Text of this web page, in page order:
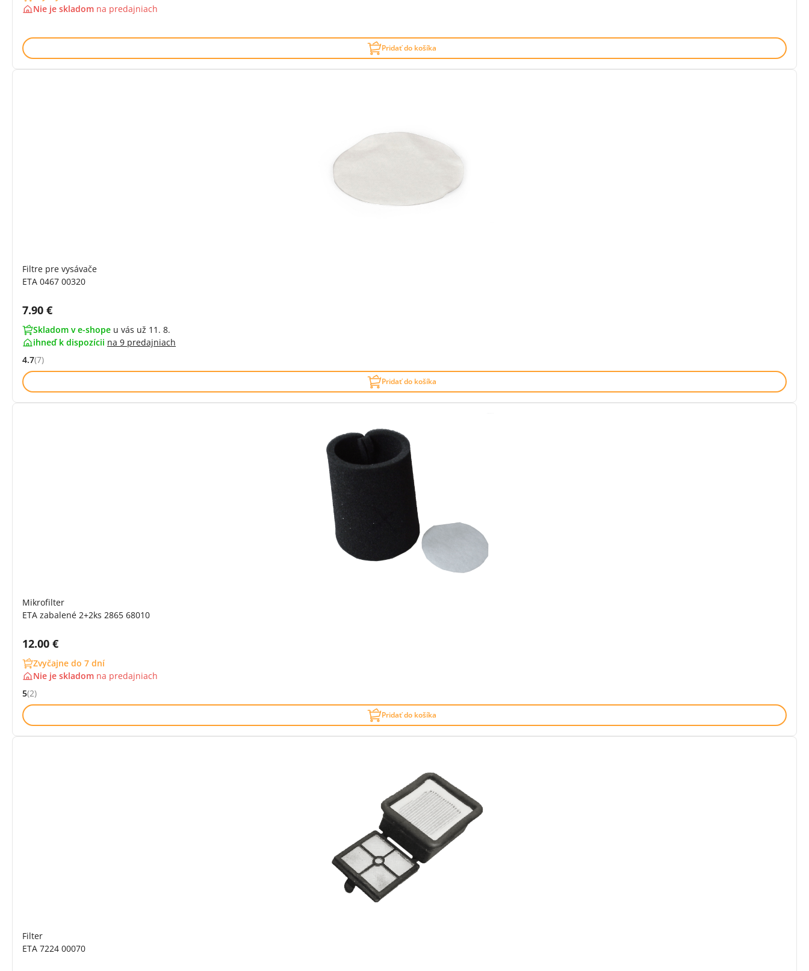
Nie je skladom na predajniach
Pridať do košíka
Filtre pre vysávače
ETA 0467 00320
Cena s DPH:
7.90 €
Skladom v e-shope u vás už 11. 8.
ihneď k dispozícii na 9 predajniach
Hodnocení: 4.7 z 5 (7 recenzí)
4.7(7)
Pridať do košíka
Mikrofilter
ETA zabalené 2+2ks 2865 68010
Cena s DPH:
12.00 €
Zvyčajne do 7 dní
Nie je skladom na predajniach
Hodnocení: 5 z 5 (2 recenzí)
5(2)
Pridať do košíka
Filter
ETA 7224 00070